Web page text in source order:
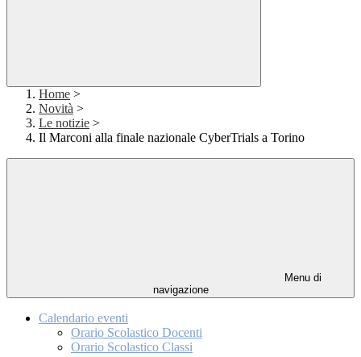
Home >
Novità >
Le notizie >
Il Marconi alla finale nazionale CyberTrials a Torino
Menu di
navigazione
Calendario eventi
Orario Scolastico Docenti
Orario Scolastico Classi